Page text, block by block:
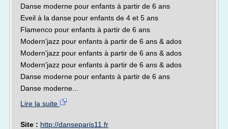
Danse moderne pour enfants à partir de 6 ans
Eveil à la danse pour enfants de 4 et 5 ans
Flamenco pour enfants à partir de 6 ans
Modern'jazz pour enfants à partir de 6 ans & ados
Modern'jazz pour enfants à partir de 6 ans & ados
Modern'jazz pour enfants à partir de 6 ans & ados
Danse moderne pour enfants à partir de 6 ans
Danse moderne...
Lire la suite
Site : http://danseparis11.fr